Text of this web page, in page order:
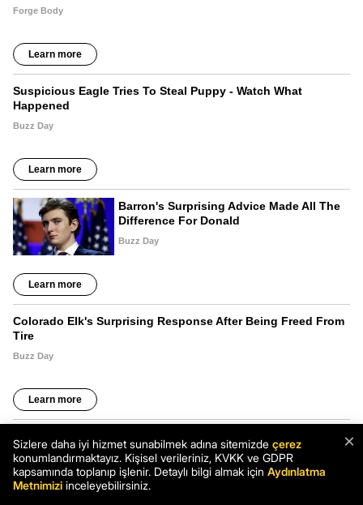
×
Sizlere daha iyi hizmet sunabilmek adına sitemizde çerez
konumlandırmaktayız. Kişisel verileriniz, KVKK ve GDPR
kapsamında toplanıp işlenir. Detaylı bilgi almak için Aydınlatma
Metnimizi inceleyebilirsiniz.